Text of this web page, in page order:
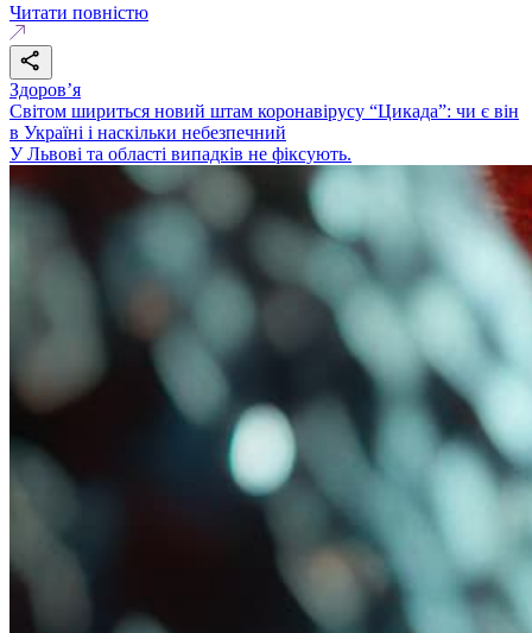
Читати повністю
Здоровʼя
Світом шириться новий штам коронавірусу “Цикада”: чи є він
в Україні і наскільки небезпечний
У Львові та області випадків не фіксують.